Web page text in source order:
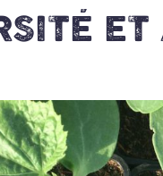
ET